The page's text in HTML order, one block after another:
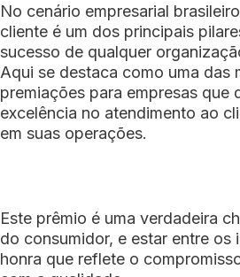
No cenário empresarial
cliente é um dos principais
sucesso de qualquer
Aqui se destaca como uma das
premiações para empresas que
excelência no atendimento ao
em suas operações.
Este prêmio é uma verdadeira
do consumidor, e estar entre os
honra que reflete o